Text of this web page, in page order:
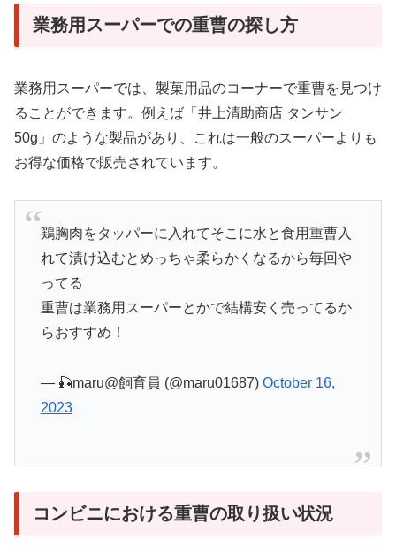
業務用スーパーでの重曹の探し方
業務用スーパーでは、製菓用品のコーナーで重曹を見つけ
ることができます。例えば「井上清助商店 タンサン
50g」のような製品があり、これは一般のスーパーよりも
お得な価格で販売されています。
鶏胸肉をタッパーに入れてそこに水と食用重曹入
れて漬け込むとめっちゃ柔らかくなるから毎回や
ってる
重曹は業務用スーパーとかで結構安く売ってるか
らおすすめ！
— 🎣maru@飼育員 (@maru01687) October 16,
2023
コンビニにおける重曹の取り扱い状況